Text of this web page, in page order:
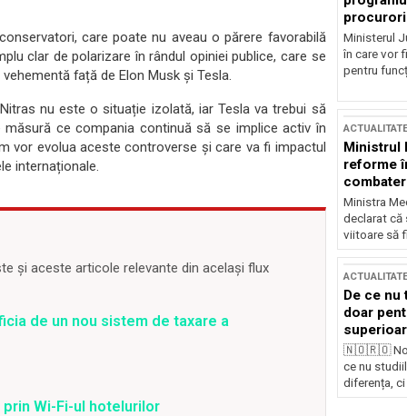
care poate nu aveau o părere favorabilă
clar de polarizare în rândul opiniei publice, care se
față de Elon Musk și Tesla.
nu este o situație izolată, iar Tesla va trebui să
ce compania continuă să se implice activ în
vor evolua aceste controverse și care va fi impactul
internaționale.
și aceste articole relevante din același flux
de un nou sistem de taxare a
Wi-Fi-ul hotelurilor
Ministerul
în care vor
pentru
Ministrul
reforme
Ministra
declarat că
viitoare să
De ce nu
doar
🇳🇴🇷🇴
ce nu
diferența,